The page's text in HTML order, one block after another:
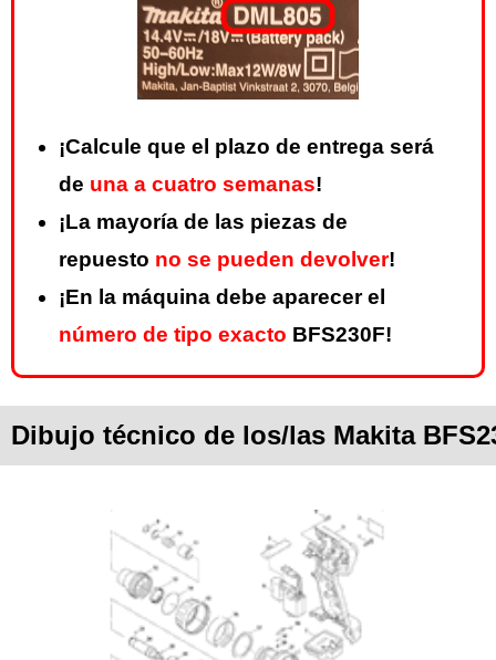
¡Calcule que el plazo de entrega será
de una a cuatro semanas!
¡La mayoría de las piezas de
repuesto no se pueden devolver!
¡En la máquina debe aparecer el
número de tipo exacto BFS230F!
Dibujo técnico de los/las Makita